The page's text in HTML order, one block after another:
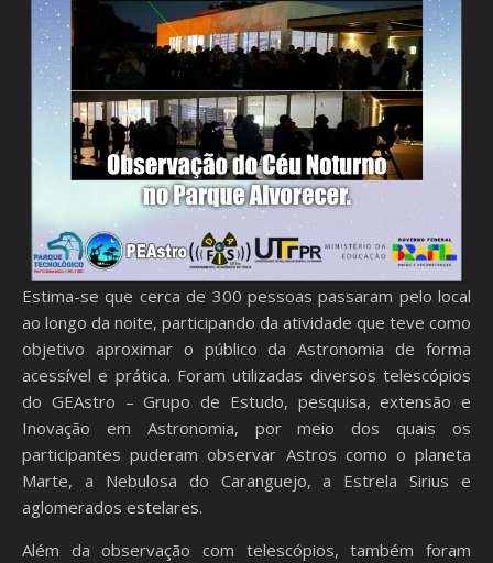
Estima-se que cerca de 300 pessoas passaram pelo local
ao longo da noite, participando da atividade que teve como
objetivo aproximar o público da Astronomia de forma
acessível e prática. Foram utilizadas diversos telescópios
do GEAstro – Grupo de Estudo, pesquisa, extensão e
Inovação em Astronomia, por meio dos quais os
participantes puderam observar Astros como o planeta
Marte, a Nebulosa do Caranguejo, a Estrela Sirius e
aglomerados estelares.
Além da observação com telescópios, também foram